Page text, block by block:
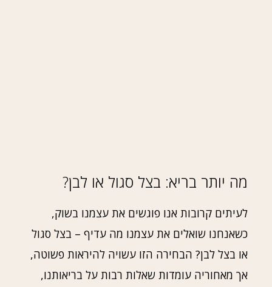
מה יותר בריא: בצל סגול או לבן?
לעיתים קרובות אנו פוגשים את עצמנו בשוק,
כשאנחנו שואלים את עצמנו מה עדיף – בצל סגול
או בצל לבן? הבחירה הזו עשויה להיראות פשוטה,
אך מאחוריה עומדות שאלות רבות על בריאותנו,